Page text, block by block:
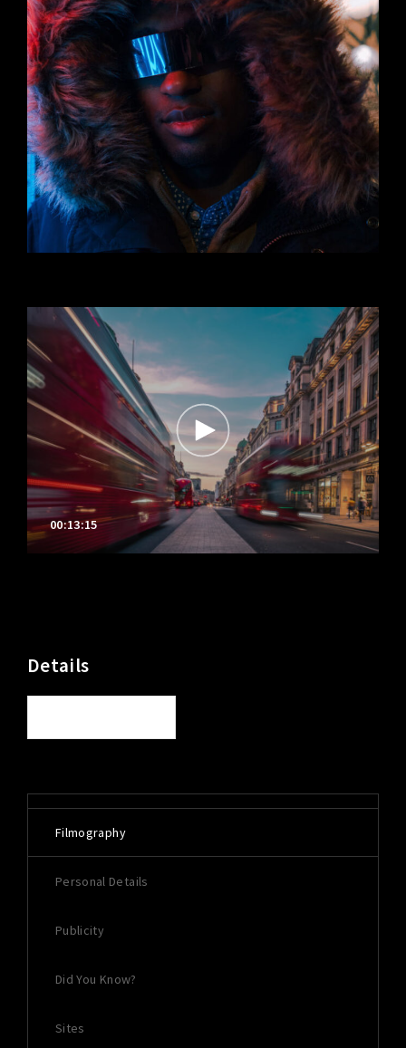
00:13:15
Details
Filmography
Personal Details
Publicity
Did You Know?
Sites